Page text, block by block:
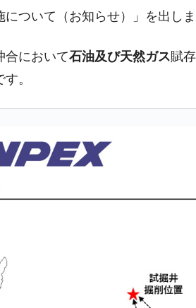
大統領府ボンクラ政策室長が告発され
･警察職員が「丸刈りになって抗議活動」
だけが鉄鋼輸出を異常増加させる ⇒ 中
で猛暑。南東部では干ばつ
型イージス搭載の次世代駆逐艦「KDDX
日本円】ウォン安が急進！ 日米の協調
政府『BYD』車への補助金を全廃 ⇒ 実
米国大使スティールが着韓！⇒ さっそ
米勢力」
ついて（お知らせ）」を出しま
合において石油及び天然ガス賦
。